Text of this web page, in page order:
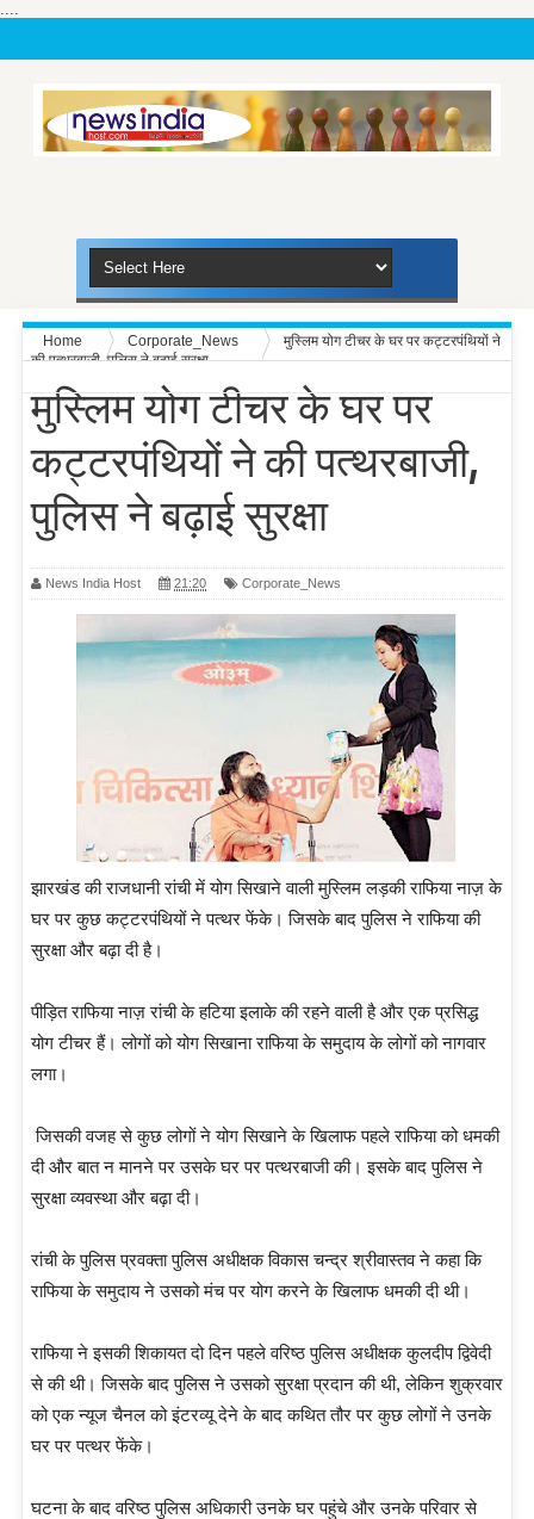
....
Home Corporate_News
मुस्लिम योग टीचर के घर पर कट्टरपंथियों ने
की पत्थरबाजी, पुलिस ने बढ़ाई सुरक्षा
मुस्लिम योग टीचर के घर पर
कट्टरपंथियों ने की पत्थरबाजी,
पुलिस ने बढ़ाई सुरक्षा
News India Host 21:20 Corporate_News
झारखंड की राजधानी रांची में योग सिखाने वाली मुस्लिम लड़की राफिया नाज़ के
घर पर कुछ कट्टरपंथियों ने पत्थर फेंके। जिसके बाद पुलिस ने राफिया की
सुरक्षा और बढ़ा दी है।
पीड़ित राफिया नाज़ रांची के हटिया इलाके की रहने वाली है और एक प्रसिद्ध
योग टीचर हैं। लोगों को योग सिखाना राफिया के समुदाय के लोगों को नागवार
लगा।
जिसकी वजह से कुछ लोगों ने योग सिखाने के खिलाफ पहले राफिया को धमकी
दी और बात न मानने पर उसके घर पर पत्थरबाजी की। इसके बाद पुलिस ने
सुरक्षा व्यवस्था और बढ़ा दी।
रांची के पुलिस प्रवक्ता पुलिस अधीक्षक विकास चन्द्र श्रीवास्तव ने कहा कि
राफिया के समुदाय ने उसको मंच पर योग करने के खिलाफ धमकी दी थी।
राफिया ने इसकी शिकायत दो दिन पहले वरिष्ठ पुलिस अधीक्षक कुलदीप द्विवेदी
से की थी। जिसके बाद पुलिस ने उसको सुरक्षा प्रदान की थी, लेकिन शुक्रवार
को एक न्यूज चैनल को इंटरव्यू देने के बाद कथित तौर पर कुछ लोगों ने उनके
घर पर पत्थर फेंके।
घटना के बाद वरिष्ठ पुलिस अधिकारी उनके घर पहुंचे और उनके परिवार से